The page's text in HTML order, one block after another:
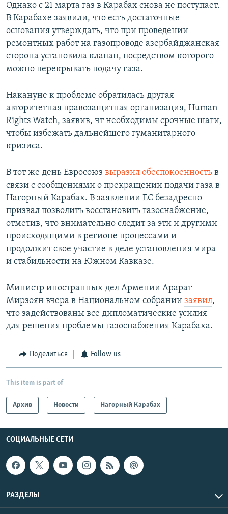
Однако с 21 марта газ в Карабах снова не поступает.
В Карабахе заявили, что есть достаточные
основания утверждать, что при проведении
ремонтных работ на газопроводе азербайджанская
сторона установила клапан, посредством которого
можно перекрывать подачу газа.
Накануне к проблеме обратилась другая
авторитетная правозащитная организация, Human
Rights Watch, заявив, чт необходимы срочные шаги,
чтобы избежать дальнейшего гуманитарного
кризиса.
В тот же день Евросоюз выразил обеспокоенность в
связи с сообщениями о прекращении подачи газа в
Нагорный Карабах. В заявлении ЕС безадресно
призвал позволить восстановить газоснабжение,
отметив, что внимательно следит за эти и другими
происходящими в регионе процессами и
продолжит свое участие в деле установления мира
и стабильности на Южном Кавказе.
Министр иностранных дел Армении Арарат
Мирзоян вчера в Национальном собрании заявил,
что задействованы все дипломатические усилия
для решения проблемы газоснабжения Карабаха.
Поделиться Follow us
This item is part of
Архив Новости Нагорный Карабах
СОЦИАЛЬНЫЕ СЕТИ
РАЗДЕЛЫ